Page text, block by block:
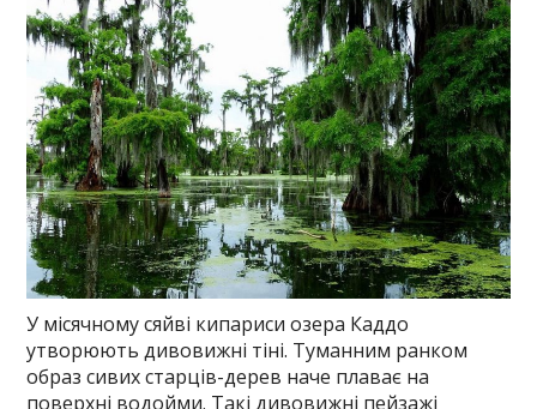
У місячному сяйві кипариси озера Каддо
утворюють дивовижні тіні. Туманним ранком
образ сивих старців-дерев наче плаває на
поверхні водойми. Такі дивовижні пейзажі